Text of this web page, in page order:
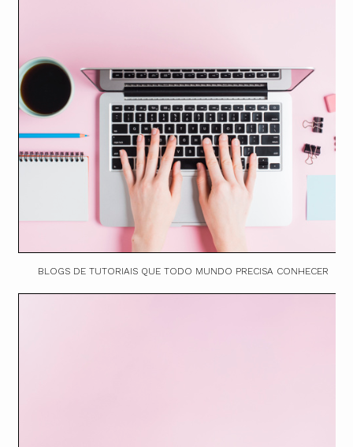
BLOGS DE TUTORIAIS QUE TODO MUNDO PRECISA CONHECER